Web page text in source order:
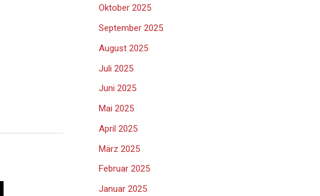
Oktober 2025
September 2025
August 2025
Juli 2025
Juni 2025
Mai 2025
April 2025
März 2025
Februar 2025
Januar 2025